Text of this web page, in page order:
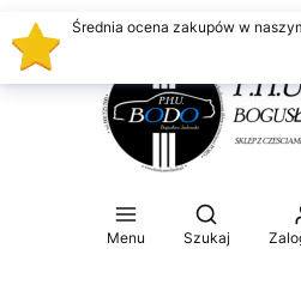
Menu
Otwórz
Szukaj
Średnia ocena zakupów w